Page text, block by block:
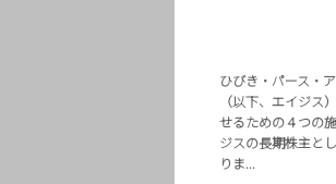
ひびき・パース・
（以下、エイジス
せるための４つの
ジスの長期株主と
りま...